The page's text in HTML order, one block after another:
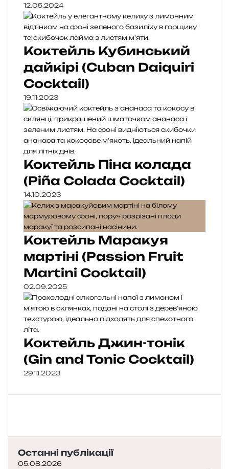
12.05.2024
Коктейль Кубинський
дайкірі (Cuban Daiquiri
Cocktail)
19.11.2023
Коктейль Піна колада
(Piña Colada Cocktail)
14.10.2023
Коктейль Маракуя
мартіні (Passion Fruit
Martini Cocktail)
02.09.2025
Коктейль Джин-тонік
(Gin and Tonic Cocktail)
29.11.2023
Останні публікації
05.08.2026